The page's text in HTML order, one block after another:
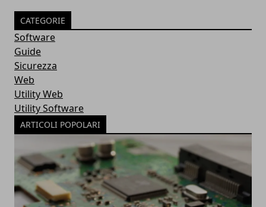
CATEGORIE
Software
Guide
Sicurezza
Web
Utility Web
Utility Software
ARTICOLI POPOLARI